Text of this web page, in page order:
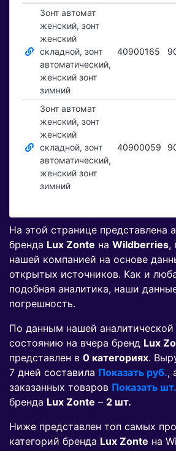
Зонт автомат
женский, зонт
женский
складной, зонт
автоматический,
женский зонт
зимний
40900165
Зонт автомат
женский, зонт
женский
складной, зонт
автоматический,
женский зонт
зимний
40900059
На этой странице представлена
бренда Lux Zonte на Wildberries,
нашей компанией на основе
открытых источников. Как и
подобная аналитика, наши
погрешность.
По данным нашей
состоянию на вчера бренд Lux
представлен в 0 категориях.
7 дней составила Показать руб.,
заказанных товаров Показать шт.
бренда Lux Zonte – 2 шт.
Ниже представлен топ самых
категорий бренда Lux Zonte на